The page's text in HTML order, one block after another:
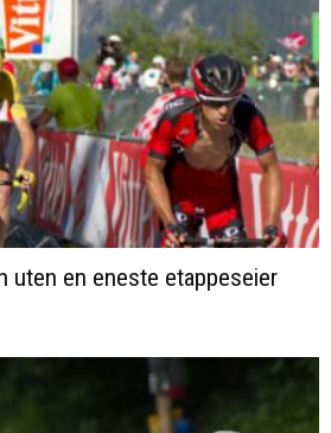
uten en eneste etappeseier